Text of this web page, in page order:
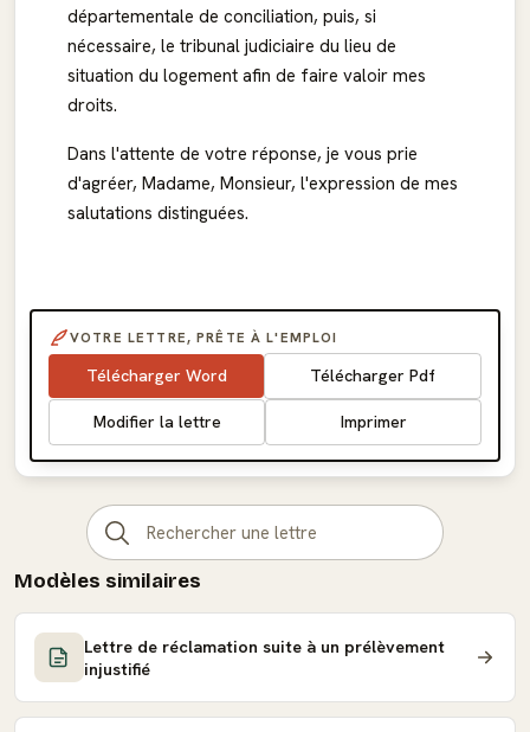
départementale de conciliation, puis, si
nécessaire, le tribunal judiciaire du lieu de
situation du logement afin de faire valoir mes
droits.
Dans l'attente de votre réponse, je vous prie
d'agréer, Madame, Monsieur, l'expression de mes
salutations distinguées.
VOTRE LETTRE, PRÊTE À L'EMPLOI
Télécharger Word Télécharger Pdf
Modifier la lettre Imprimer
Modèles similaires
Lettre de réclamation suite à un prélèvement
injustifié